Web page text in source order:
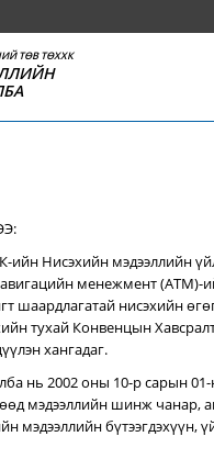
ТӨВ ТӨХХК
ийн Нисэхийн мэдээллийн
менежмент (ATM)-
шаардлагатай нисэхийн
тухай Конвенцын
хангадаг.
нь 2002 оны 10-р сарын
мэдээллийн шинж чанар,
мэдээллийн бүтээгдэхүүн,